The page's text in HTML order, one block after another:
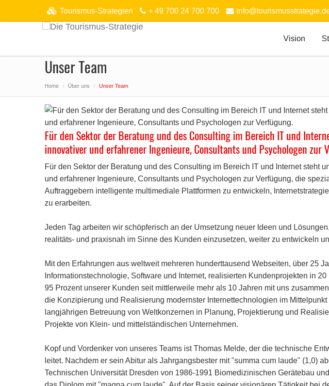
Tourismus-Strategien + 49 700 24 700 700
Vision
Unser Team
Home Über uns Unser Team
Für den Sektor der Beratung und des Consulting im Bereich IT und
innovativer und erfahrener Ingenieure, Consultants und Psychologen zur
Für den Sektor der Beratung und des Consulting im Bereich IT und Internet steht
und erfahrener Ingenieure, Consultants und Psychologen zur Verfügung, die
Auftraggebern intelligente multimediale Plattformen zu entwickeln,
zu erarbeiten.
Jeden Tag arbeiten wir schöpferisch an der Umsetzung neuer Ideen und
realitäts- und praxisnah im Sinne des Kunden einzusetzen, weiter zu entwickeln
Mit den Erfahrungen aus weltweit mehreren hunderttausend Webseiten, über 25
Informationstechnologie, Software und Internet, realisierten Kundenprojekten in
95 Prozent unserer Kunden seit mittlerweile mehr als 10 Jahren mit uns
die Konzipierung und Realisierung modernster Internettechnologien im
langjährigen Betreuung von Weltkonzernen in Planung, Projektierung und
Projekte von Klein- und mittelständischen Unternehmen.
Kopf und Vordenker von unseres Teams ist Thomas Melde, der die technische
leitet. Nachdem er sein Abitur als Jahrgangsbester mit "summa cum laude" (1,0)
Technischen Universität Dresden von 1986-1991 Biomedizinischen Gerätebau